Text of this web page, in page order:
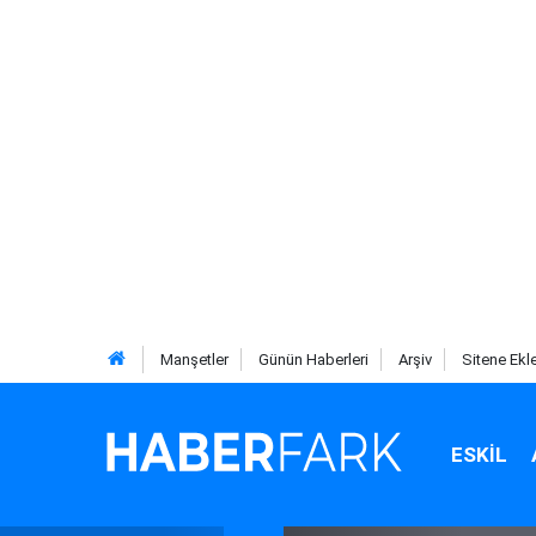
Manşetler Günün Haberleri Arşiv Sitene
ESKIL